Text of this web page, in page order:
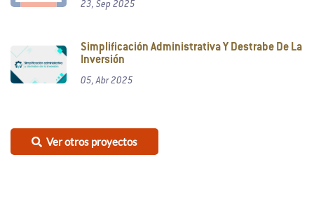
23, Sep 2025
Simplificación Administrativa Y Destrabe De La
Inversión
05, Abr 2025
Ver otros proyectos